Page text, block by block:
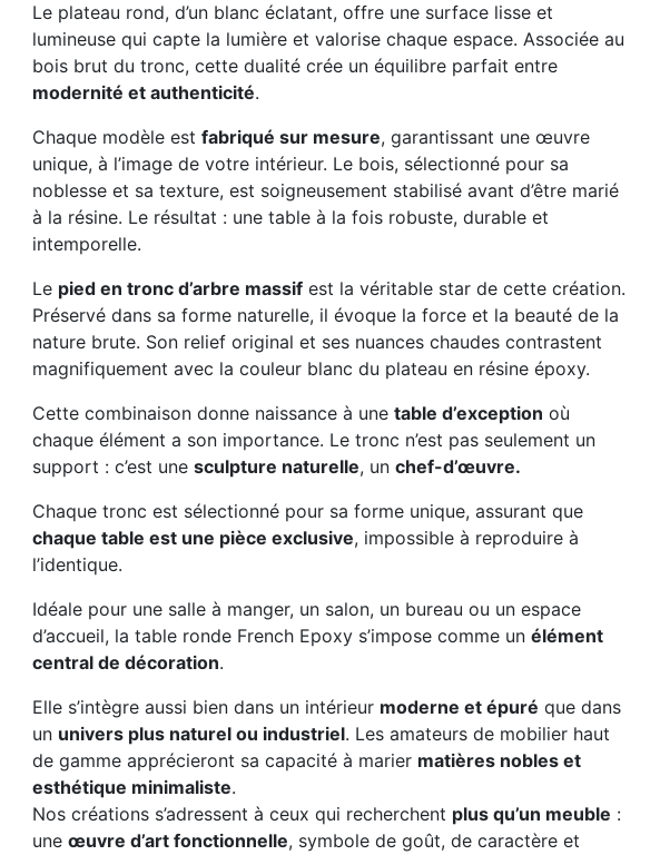
Le plateau rond, d’un blanc éclatant, offre une surface lisse et
lumineuse qui capte la lumière et valorise chaque espace. Associée au
bois brut du tronc, cette dualité crée un équilibre parfait entre
modernité et authenticité.
Chaque modèle est fabriqué sur mesure, garantissant une œuvre
unique, à l’image de votre intérieur. Le bois, sélectionné pour sa
noblesse et sa texture, est soigneusement stabilisé avant d’être marié
à la résine. Le résultat : une table à la fois robuste, durable et
intemporelle.
Le pied en tronc d’arbre massif est la véritable star de cette création.
Préservé dans sa forme naturelle, il évoque la force et la beauté de la
nature brute. Son relief original et ses nuances chaudes contrastent
magnifiquement avec la couleur blanc du plateau en résine époxy.
Cette combinaison donne naissance à une table d’exception où
chaque élément a son importance. Le tronc n’est pas seulement un
support : c’est une sculpture naturelle, un chef-d’œuvre.
Chaque tronc est sélectionné pour sa forme unique, assurant que
chaque table est une pièce exclusive, impossible à reproduire à
l’identique.
Idéale pour une salle à manger, un salon, un bureau ou un espace
d’accueil, la table ronde French Epoxy s’impose comme un élément
central de décoration.
Elle s’intègre aussi bien dans un intérieur moderne et épuré que dans
un univers plus naturel ou industriel. Les amateurs de mobilier haut
de gamme apprécieront sa capacité à marier matières nobles et
esthétique minimaliste.
Nos créations s’adressent à ceux qui recherchent plus qu’un meuble :
une œuvre d’art fonctionnelle, symbole de goût, de caractère et